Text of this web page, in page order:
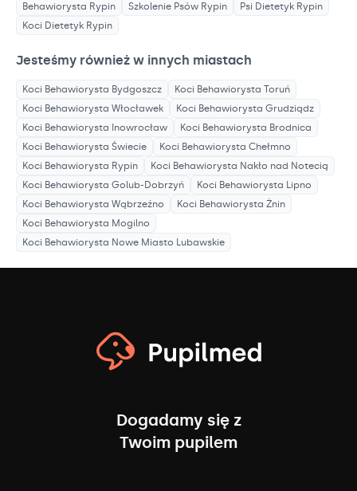
Behawiorysta Rypin Szkolenie Psów Rypin Psi Dietetyk Rypin
Koci Dietetyk Rypin
Jesteśmy również w innych miastach
Koci Behawiorysta Bydgoszcz Koci Behawiorysta Toruń
Koci Behawiorysta Włocławek Koci Behawiorysta Grudziądz
Koci Behawiorysta Inowrocław Koci Behawiorysta Brodnica
Koci Behawiorysta Świecie Koci Behawiorysta Chełmno
Koci Behawiorysta Rypin Koci Behawiorysta Nakło nad Notecią
Koci Behawiorysta Golub-Dobrzyń Koci Behawiorysta Lipno
Koci Behawiorysta Wąbrzeźno Koci Behawiorysta Żnin
Koci Behawiorysta Mogilno
Koci Behawiorysta Nowe Miasto Lubawskie
Dogadamy się z
Twoim pupilem